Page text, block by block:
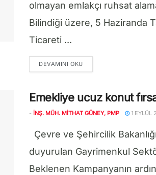
olmayan emlakçı ruhsat
Bilindiği üzere, 5 Haziranda
Ticareti ...
DEVAMINI OKUDETAILS
Emekliye ucuz konut
- İNŞ. MÜH. MITHAT GÜNEY, PMP 1 EYLÜL
Çevre ve Şehircilik
duyurulan Gayrimenkul
Beklenen Kampanyanın